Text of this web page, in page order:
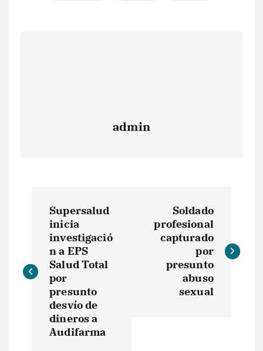
admin
v
e
Supersalud
inicia
investigació
n a EPS
Salud Total
por
presunto
desvío de
dineros a
Audifarma
Soldado
profesional
capturado
por
presunto
abuso
sexual